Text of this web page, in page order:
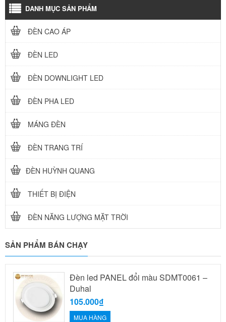
DANH MỤC SẢN PHẨM
ĐÈN CAO ÁP
ĐÈN LED
ĐÈN DOWNLIGHT LED
ĐÈN PHA LED
MÁNG ĐÈN
ĐÈN TRANG TRÍ
ĐÈN HUỲNH QUANG
THIẾT BỊ ĐIỆN
ĐÈN NĂNG LƯỢNG MẶT TRỜI
SẢN PHẨM BÁN CHẠY
Đèn led PANEL đổi màu SDMT0061 –
Duhal
105.000₫
MUA HÀNG